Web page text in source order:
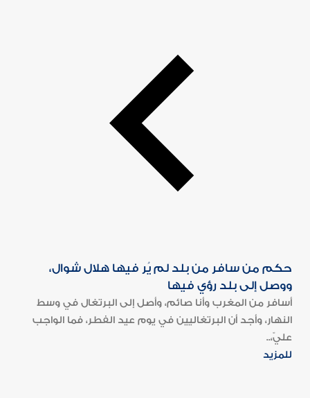
حكم من سافر من بلد لم يُر فيها هلال شوال،
ووصل إلى بلد رؤي فيها
أسافر من المغرب وأنا صائم، وأصل إلى البرتغال في وسط
النهار، وأجد أن البرتغاليين في يوم عيد الفطر، فما الواجب
عليّ،..
للمزيد